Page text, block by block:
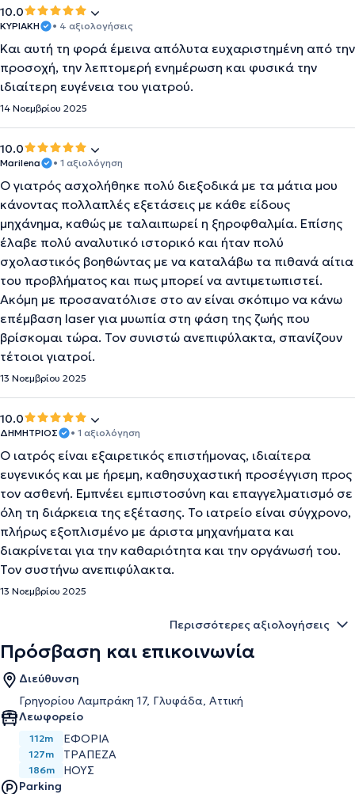
10.0
ΚΥΡΙΑΚΗ • 4 αξιολογήσεις
Και αυτή τη φορά έμεινα απόλυτα ευχαριστημένη από την
προσοχή, την λεπτομερή ενημέρωση και φυσικά την
ιδιαίτερη ευγένεια του γιατρού.
14 Νοεμβρίου 2025
10.0
Marilena • 1 αξιολόγηση
Ο γιατρός ασχολήθηκε πολύ διεξοδικά με τα μάτια μου
κάνοντας πολλαπλές εξετάσεις με κάθε είδους
μηχάνημα, καθώς με ταλαιπωρεί η ξηροφθαλμία. Επίσης
έλαβε πολύ αναλυτικό ιστορικό και ήταν πολύ
σχολαστικός βοηθώντας με να καταλάβω τα πιθανά αίτια
του προβλήματος και πως μπορεί να αντιμετωπιστεί.
Ακόμη με προσανατόλισε στο αν είναι σκόπιμο να κάνω
επέμβαση laser για μυωπία στη φάση της ζωής που
βρίσκομαι τώρα. Τον συνιστώ ανεπιφύλακτα, σπανίζουν
τέτοιοι γιατροί.
13 Νοεμβρίου 2025
10.0
ΔΗΜΗΤΡΙΟΣ • 1 αξιολόγηση
Ο ιατρός είναι εξαιρετικός επιστήμονας, ιδιαίτερα
ευγενικός και με ήρεμη, καθησυχαστική προσέγγιση προς
τον ασθενή. Εμπνέει εμπιστοσύνη και επαγγελματισμό σε
όλη τη διάρκεια της εξέτασης. Το ιατρείο είναι σύγχρονο,
πλήρως εξοπλισμένο με άριστα μηχανήματα και
διακρίνεται για την καθαριότητα και την οργάνωσή του.
Τον συστήνω ανεπιφύλακτα.
13 Νοεμβρίου 2025
Περισσότερες αξιολογήσεις
Πρόσβαση και επικοινωνία
Διεύθυνση
Γρηγορίου Λαμπράκη 17, Γλυφάδα, Αττική
Λεωφορείο
112m ΕΦΟΡΙΑ
127m ΤΡΑΠΕΖΑ
186m
ΗΟΥΣ
Parking